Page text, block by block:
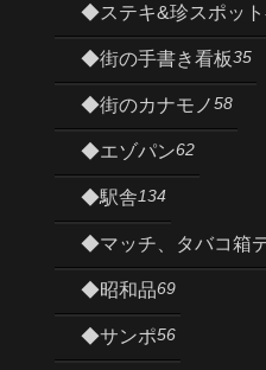
◆ステキ&珍スポット
◆街の手書き看板35
◆街のカナモノ58
◆エゾパン62
◆駅舎134
◆マッチ、タバコ箱
◆昭和品69
◆サンポ56